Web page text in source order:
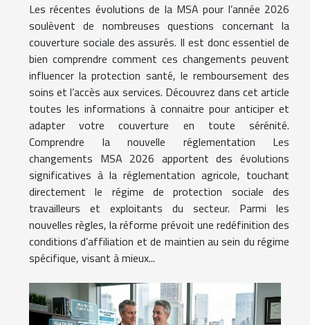
Les récentes évolutions de la MSA pour l’année 2026
soulèvent de nombreuses questions concernant la
couverture sociale des assurés. Il est donc essentiel de
bien comprendre comment ces changements peuvent
influencer la protection santé, le remboursement des
soins et l’accès aux services. Découvrez dans cet article
toutes les informations à connaitre pour anticiper et
adapter votre couverture en toute sérénité.
Comprendre la nouvelle réglementation Les
changements MSA 2026 apportent des évolutions
significatives à la réglementation agricole, touchant
directement le régime de protection sociale des
travailleurs et exploitants du secteur. Parmi les
nouvelles règles, la réforme prévoit une redéfinition des
conditions d’affiliation et de maintien au sein du régime
spécifique, visant à mieux...